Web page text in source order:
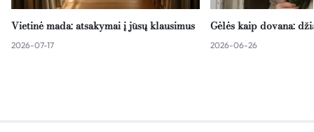
Vietinė mada: atsakymai į jūsų klausimus
2026-07-17
Gėlės kaip dovana:
2026-06-26